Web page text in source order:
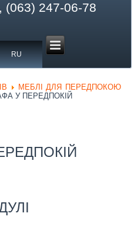
(063) 247-06-78
RU
МЕБЛІ ДЛЯ ПЕРЕДПОКОЮ
У ПЕРЕДПОКІЙ
ІЙ